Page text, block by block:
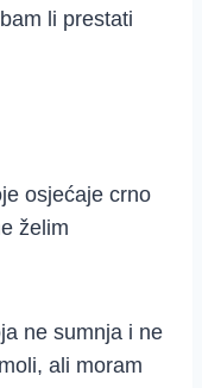
li prestati
osjećaje crno
želim
ne sumnja i ne
ali moram